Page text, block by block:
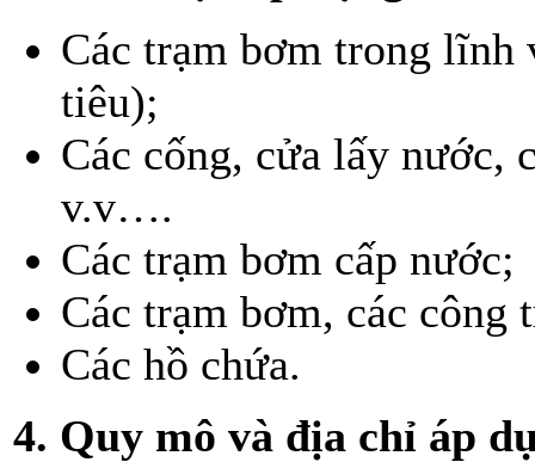
Các trạm bơm trong
tiêu);
Các cống, cửa lấy nước,
v.v….
Các trạm bơm cấp nước;
Các trạm bơm, các
Các hồ chứa.
4. Quy mô và địa chỉ áp